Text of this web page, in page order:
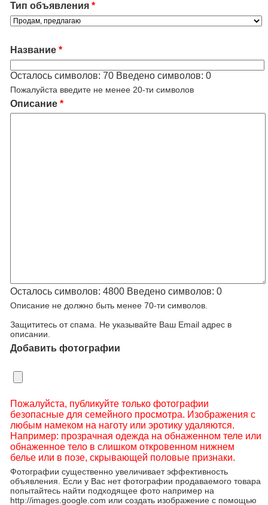
Тип объявления *
Название *
Осталось символов: 70 Введено символов: 0
Пожалуйста введите не менее 20-ти символов
Описание *
Осталось символов: 4800 Введено символов: 0
Описание не должно быть менее 70-ти символов.
Защититесь от спама. Не указывайте Ваш Email адрес в
описании.
Добавить фотографии
Пожалуйста, публикуйте только фотографии
безопасные для семейного просмотра. Изображения с
любым намеком на наготу или эротику удаляются.
Например: прозрачная одежда на обнаженном теле или
обнаженное тело в слишком откровенном нижнем
белье или в позе, скрывающей половые признаки.
Фотографии существенно увеличивает эффективность
объявления. Если у Вас нет фотографии продаваемого товара
попытайтесь найти подходящее фото например на
http://images.google.com или создать изображение с помощью